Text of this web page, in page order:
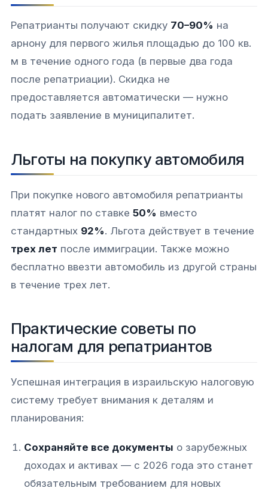
Репатрианты получают скидку 70–90% на
арнону для первого жилья площадью до 100 кв.
м в течение одного года (в первые два года
после репатриации). Скидка не
предоставляется автоматически — нужно
подать заявление в муниципалитет.​​
Льготы на покупку автомобиля
При покупке нового автомобиля репатрианты
платят налог по ставке 50% вместо
стандартных 92%. Льгота действует в течение
трех лет после иммиграции. Также можно
бесплатно ввезти автомобиль из другой страны
в течение трех лет.​​
Практические советы по
налогам для репатриантов
Успешная интеграция в израильскую налоговую
систему требует внимания к деталям и
планирования:​​
Сохраняйте все документы о зарубежных
доходах и активах — с 2026 года это станет
обязательным требованием для новых